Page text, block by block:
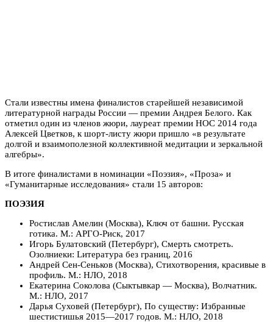
Стали известны имена финалистов старейшей независимой
литературной награды России — премии Андрея Белого. Как
отметил один из членов жюри, лауреат премии НОС 2014 года
Алексей Цветков, к шорт-листу жюри пришло «в результате
долгой и взаимополезной коллективной медитации и зеркальной
алгебры».
В итоге финалистами в номинации «Поэзия», «Проза» и
«Гуманитарные исследования» стали 15 авторов:
ПОЭЗИЯ
Ростислав Амелин (Москва), Ключ от башни. Русская
готика. М.: АРГО-Риск, 2017
Игорь Булатовский (Петербург), Смерть смотреть.
Озолниеки: Lитература без границ, 2016
Андрей Сен-Сеньков (Москва), Стихотворения, красивые в
профиль. М.: НЛО, 2018
Екатерина Соколова (Сыктывкар — Москва), Волчатник.
М.: НЛО, 2017
Дарья Суховей (Петербург), По существу: Избранные
шестистишья 2015—2017 годов. М.: НЛО, 2018